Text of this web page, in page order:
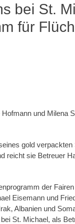
bei St.
für
und Milena
gold
reicht sie Betreuer
der
Eisemann und
Albanien und
St. Michael, als